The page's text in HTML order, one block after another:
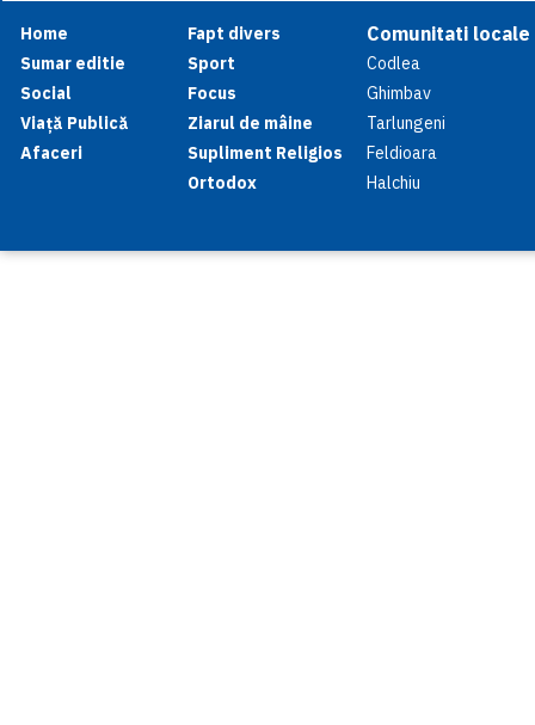
Home
Sumar editie
Social
Viață Publică
Afaceri
Fapt divers
Sport
Focus
Ziarul de mâine
Supliment Religios
Ortodox
Comunitati locale
Codlea
Ghimbav
Tarlungeni
Feldioara
Halchiu